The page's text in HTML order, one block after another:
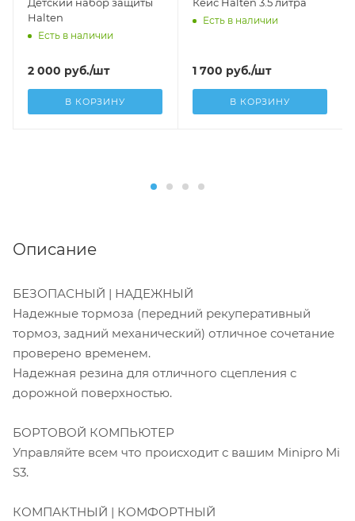
Детский набор защиты
Halten
Есть в наличии
2 000 руб./шт
В КОРЗИНУ
Кейс Halten 3.5 литра
Есть в наличии
1 700 руб./шт
В КОРЗИНУ
Описание
БЕЗОПАСНЫЙ | НАДЕЖНЫЙ
Надежные тормоза (передний рекуперативный
тормоз, задний механический) отличное сочетание
проверено временем.
Надежная резина для отличного сцепления с
дорожной поверхностью.
БОРТОВОЙ КОМПЬЮТЕР
Управляйте всем что происходит с вашим Minipro Mi
S3.
КОМПАКТНЫЙ | КОМФОРТНЫЙ